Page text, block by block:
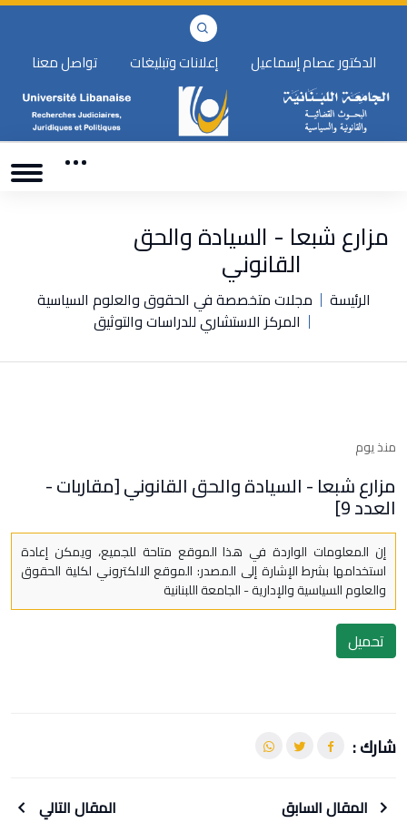
الدكتور عصام إسماعيل إعلانات وتبليغات تواصل معنا
مزارع شبعا - السيادة والحق
القانوني
الرئيسة
مجلات متخصصة في الحقوق والعلوم السياسية
المركز الاستشاري للدراسات والتوثيق
منذ يوم
مزارع شبعا - السيادة والحق القانوني [مقاربات -
العدد 9]
إن المعلومات الواردة في هذا الموقع متاحة للجميع، ويمكن إعادة
استخدامها بشرط الإشارة إلى المصدر: الموقع الالكتروني لكلية الحقوق
والعلوم السياسية والإدارية - الجامعة اللبنانية
تحميل
شارك :
المقال السابق المقال التالي